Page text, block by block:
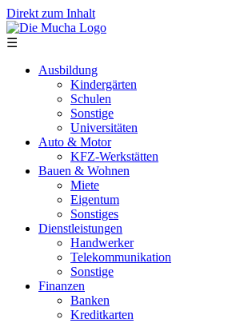
Direkt zum Inhalt
☰
Ausbildung
Kindergärten
Schulen
Sonstige
Universitäten
Auto & Motor
KFZ-Werkstätten
Bauen & Wohnen
Miete
Eigentum
Sonstiges
Dienstleistungen
Handwerker
Telekommunikation
Sonstige
Finanzen
Banken
Kreditkarten